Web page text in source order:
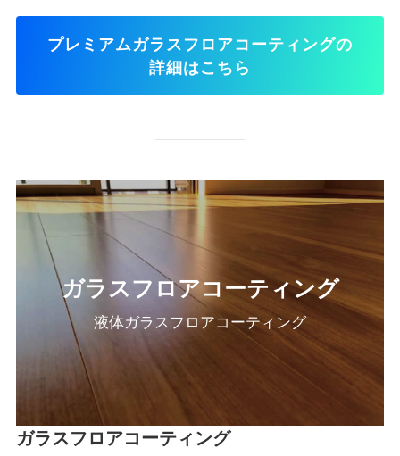
プレミアムガラスフロアコーティングの
詳細はこちら
ガラスフロアコーティング
液体ガラスフロアコーティング
ガラスフロアコーティング